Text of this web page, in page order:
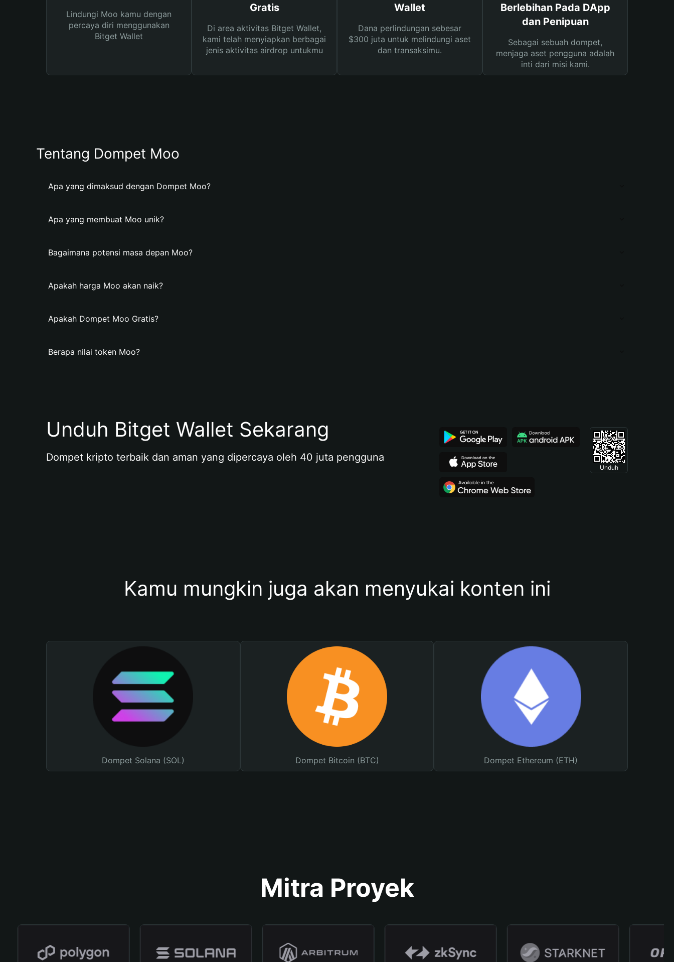
Lindungi Moo kamu dengan
percaya diri menggunakan
Bitget Wallet
Gratis
Di area aktivitas Bitget Wallet,
kami telah menyiapkan berbagai
jenis aktivitas airdrop untukmu
Wallet
Dana perlindungan sebesar
$300 juta untuk melindungi aset
dan transaksimu.
Berlebihan Pada DApp
dan Penipuan
Sebagai sebuah dompet,
menjaga aset pengguna adalah
inti dari misi kami.
Tentang Dompet Moo
Apa yang dimaksud dengan Dompet Moo?
Apa yang membuat Moo unik?
Bagaimana potensi masa depan Moo?
Apakah harga Moo akan naik?
Apakah Dompet Moo Gratis?
Berapa nilai token Moo?
Unduh Bitget Wallet Sekarang
Dompet kripto terbaik dan aman yang dipercaya oleh 40 juta pengguna
Unduh
Kamu mungkin juga akan menyukai konten ini
Dompet Solana (SOL) Dompet Bitcoin (BTC) Dompet Ethereum (ETH)
Mitra Proyek